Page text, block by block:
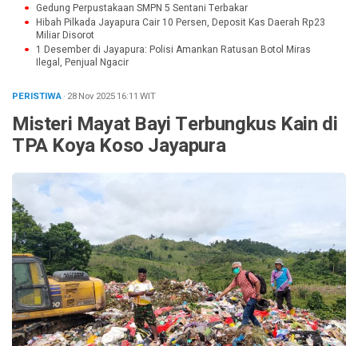
Gedung Perpustakaan SMPN 5 Sentani Terbakar
Hibah Pilkada Jayapura Cair 10 Persen, Deposit Kas Daerah Rp23
Miliar Disorot
1 Desember di Jayapura: Polisi Amankan Ratusan Botol Miras
Ilegal, Penjual Ngacir
PERISTIWA· 28 Nov 202516:11 WIT
Misteri Mayat Bayi Terbungkus Kain di
TPA Koya Koso Jayapura